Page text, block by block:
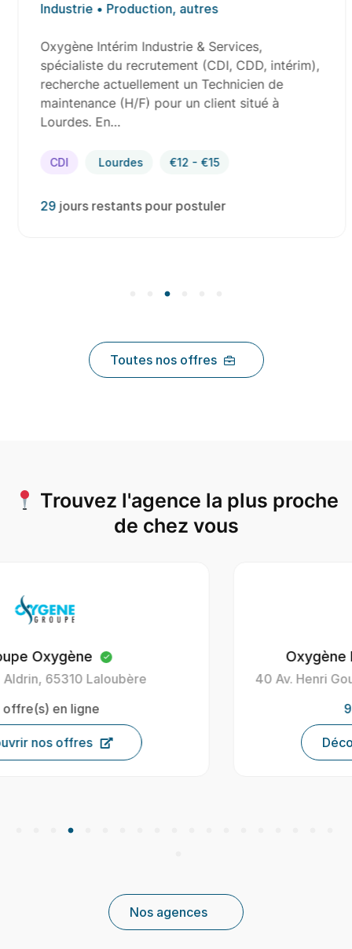
Industrie • Production, autres
Oxygène Intérim Industrie & Services,
spécialiste du recrutement (CDI, CDD, intérim),
recherche actuellement un Technicien de
maintenance (H/F) pour un client situé à
Lourdes. En…
CDI Lourdes €12 - €15
29jours restants pour postuler
Toutes nos offres
Trouvez l'agence la plus proche
de chez vous
Oxygène Intérim Carcassonne
40 Av. Henri Gout, 11000 Carcassonne, France
Découvrir nos offres
Nos agences